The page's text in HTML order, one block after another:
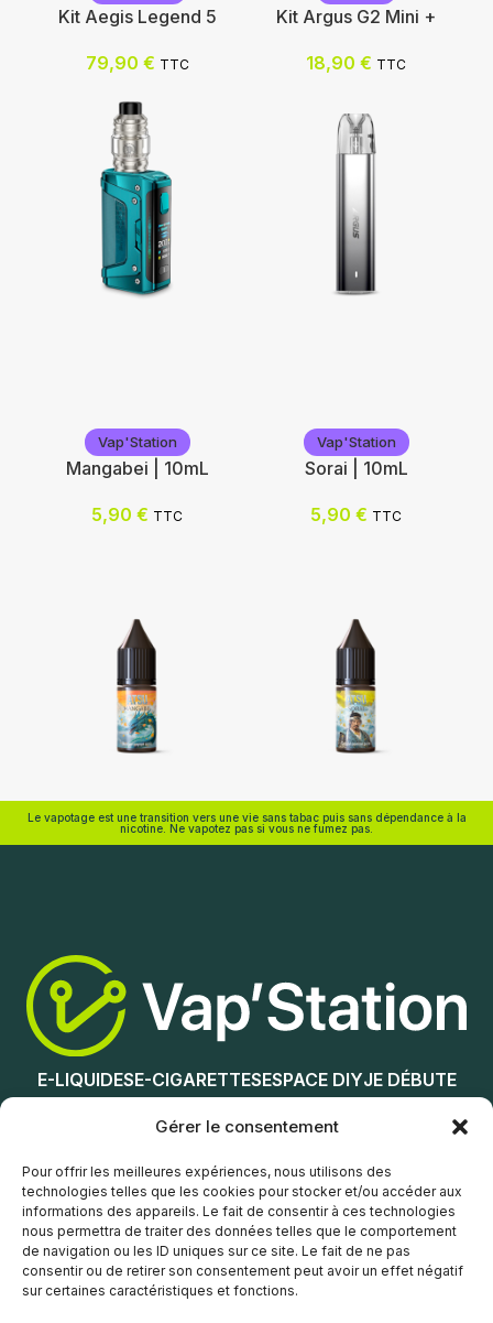
Gérer le consentement
Pour offrir les meilleures expériences, nous utilisons des
technologies telles que les cookies pour stocker et/ou accéder aux
informations des appareils. Le fait de consentir à ces technologies
nous permettra de traiter des données telles que le comportement
de navigation ou les ID uniques sur ce site. Le fait de ne pas
consentir ou de retirer son consentement peut avoir un effet négatif
sur certaines caractéristiques et fonctions.
Kit Aegis Legend 5
79,90 € TTC
Choix des options
Kit Argus G2 Mini +
18,90 € TTC
Choix des options
Vap'Station
Mangabei | 10mL
5,90 € TTC
0
3
6
12
Choix des options
Vap'Station
Sorai | 10mL
5,90 € TTC
3
6
12
Choix des options
Le vapotage est une transition vers une vie sans tabac puis sans dépendance à la
nicotine. Ne vapotez pas si vous ne fumez pas.
E-LIQUIDESE-CIGARETTESESPACE DIYJE DÉBUTE
NOS MAGASINS
Service client